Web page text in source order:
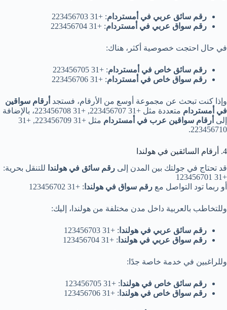
رقم سائق عربي في أمستردام: +31 223456703
رقم سواق عربي في أمستردام: +31 223456704
في حال احتجت خصوصية أكثر، هناك:
رقم سائق خاص في أمستردام: +31 223456705
رقم سواق خاص في أمستردام: +31 223456706
وإذا كنت تبحث عن مجموعة أوسع من الأرقام، فستجد أرقام سواقين
في أمستردام
متعددة مثل +31 223456707, +31 223456708، بالإضافة
إلى أرقام سواقين عرب في أمستردام
مثل +31 223456709, +31
223456710.
4. أرقام السائقين في هولندا
قد تحتاج في جولتك بين المدن إلى رقم سائق في هولندا للتنقل بحرية:
+31 123456701
أو ربما تود التواصل مع رقم سواق في هولندا : +31 123456702
وللتخاطب بالعربية داخل مدن مختلفة من هولندا، إليك:
رقم سائق عربي في هولندا : +31 123456703
رقم سواق عربي في هولندا : +31 123456704
وللراغبين في خدمة خاصة جدًا:
رقم سائق خاص في هولندا : +31 123456705
رقم سواق خاص في هولندا : +31 123456706